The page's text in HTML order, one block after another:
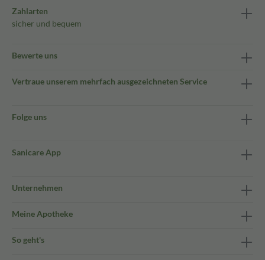
Zahlarten
sicher und bequem
Bewerte uns
Vertraue unserem mehrfach ausgezeichneten Service
Folge uns
Sanicare App
Unternehmen
Meine Apotheke
So geht's